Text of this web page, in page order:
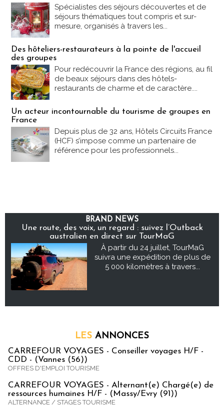
Spécialistes des séjours découvertes et de
séjours thématiques tout compris et sur-
mesure, organisés à travers les...
Des hôteliers-restaurateurs à la pointe de l'accueil
des groupes
Pour redécouvrir la France des régions, au fil
de beaux séjours dans des hôtels-
restaurants de charme et de caractère....
Un acteur incontournable du tourisme de groupes en
France
Depuis plus de 32 ans, Hôtels Circuits France
(HCF) s’impose comme un partenaire de
référence pour les professionnels...
BRAND NEWS
Une route, des voix, un regard : suivez l’Outback
australien en direct sur TourMaG
À partir du 24 juillet, TourMaG
suivra une expédition de plus de
5 000 kilomètres à travers...
LES ANNONCES
CARREFOUR VOYAGES - Conseiller voyages H/F -
CDD - (Vannes (56))
OFFRES D'EMPLOI TOURISME
CARREFOUR VOYAGES - Alternant(e) Chargé(e) de
ressources humaines H/F - (Massy/Evry (91))
ALTERNANCE / STAGES TOURISME